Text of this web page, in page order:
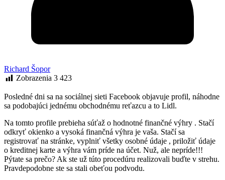
Richard Šopor
Zobrazenia 3 423
Posledné dni sa na sociálnej sieti Facebook objavuje profil, náhodne
sa podobajúci jednému obchodnému reťazcu a to Lidl.
Na tomto profile prebieha súťaž o hodnotné finančné výhry . Stačí
odkryť okienko a vysoká finančná výhra je vaša. Stačí sa
registrovať na stránke, vyplniť všetky osobné údaje , priložiť údaje
o kreditnej karte a výhra vám príde na účet. Nuž, ale nepríde!!!
Pýtate sa prečo? Ak ste už túto procedúru realizovali buďte v strehu.
Pravdepodobne ste sa stali obeťou podvodu.